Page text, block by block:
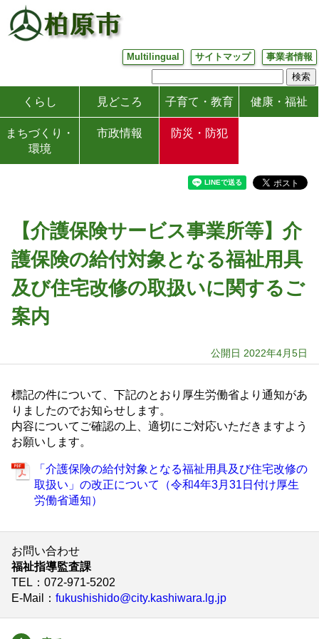
Multilingual サイトマップ 事業者情報
くらし 見どころ 子育て・教育 健康・福祉
まちづくり・
環境
市政情報 防災・防犯
【介護保険サービス事業所等】介
護保険の給付対象となる福祉用具
及び住宅改修の取扱いに関するご
案内
公開日 2022年4月5日
標記の件について、下記のとおり厚生労働省より通知があ
りましたのでお知らせします。
内容についてご確認の上、適切にご対応いただきますよう
お願いします。
「介護保険の給付対象となる福祉用具及び住宅改修の
取扱い」の改正について（令和4年3月31日付け厚生
労働省通知）
お問い合わせ
福祉指導監査課
TEL ：072-971-5202
E-Mail
： fukushishido@city.kashiwara.lg.jp